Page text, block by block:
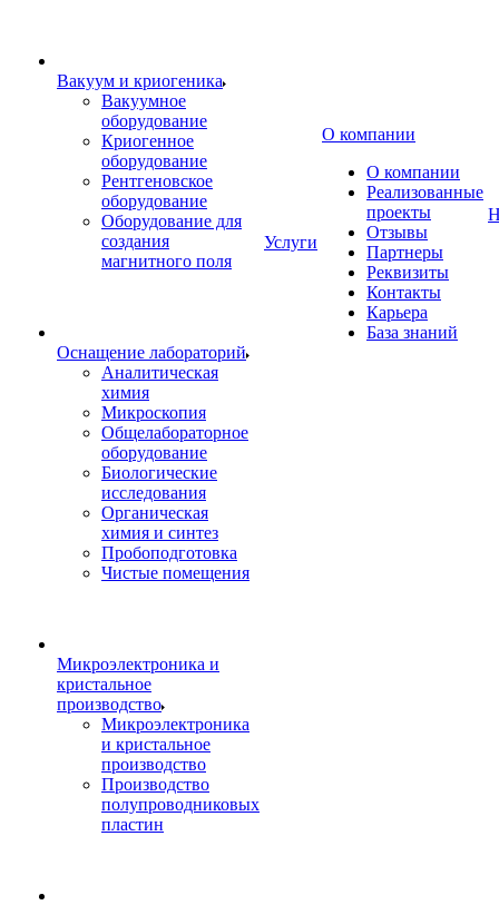
Вакуум и криогеника
Вакуумное
оборудование
Криогенное
оборудование
Рентгеновское
оборудование
Оборудование для
создания
магнитного поля
Оснащение лабораторий
Аналитическая
химия
Микроскопия
Общелабораторное
оборудование
Биологические
исследования
Органическая
химия и синтез
Пробоподготовка
Чистые помещения
Микроэлектроника и
кристальное
производство
Микроэлектроника
и кристальное
производство
Производство
полупроводниковых
пластин
Услуги
О компании
О компании
Реализованные
проекты
Отзывы
Партнеры
Реквизиты
Контакты
Карьера
База знаний